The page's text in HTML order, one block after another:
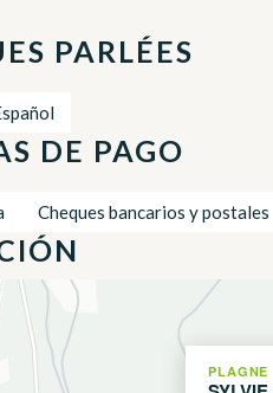
PARLÉES
DE PAGO
Cheques bancarios y postales
PLAGNE